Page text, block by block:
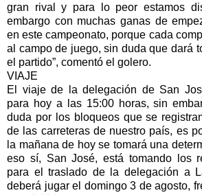
gran rival y para lo peor estamos
embargo con muchas ganas de
en este campeonato, porque cada
al campo de juego, sin duda que dará
el partido”, comentó el golero.
VIAJE
El viaje de la delegación de San
para hoy a las 15:00 horas, sin
duda por los bloqueos que se
de las carreteras de nuestro país, es
la mañana de hoy se tomará una
eso sí, San José, está tomando los
para el traslado de la delegación a
deberá jugar el domingo 3 de agosto,